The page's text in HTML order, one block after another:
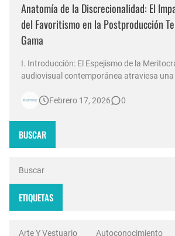
Anatomía de la Discrecionalidad: El
del Favoritismo en la Postproducción
Gama
I. Introducción: El Espejismo de la
audiovisual contemporánea atraviesa una
noticias en Argentina invierten millones de
Febrero 17, 2026 0
BUSCAR
ETIQUETAS
Arte Y Vestuario Autoconocimiento